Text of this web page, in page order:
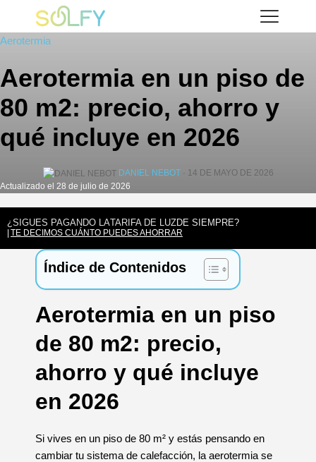
contenido
Solfy
Aerotermia
Aerotermia en un piso de
80 m2: precio, ahorro y
qué incluye en 2026
DANIEL NEBOT· 14 DE MAYO DE 2026
Actualizado el 28 de julio de 2026
¿SIGUES PAGANDO LATARIFA DE LUZDE SIEMPRE?
TE DECIMOS CUÁNTO PUEDES AHORRAR
Índice de Contenidos
Aerotermia en un piso
de 80 m2: precio,
ahorro y qué incluye
en 2026
Si vives en un piso de 80 m² y estás pensando en
cambiar tu sistema de calefacción, la aerotermia se